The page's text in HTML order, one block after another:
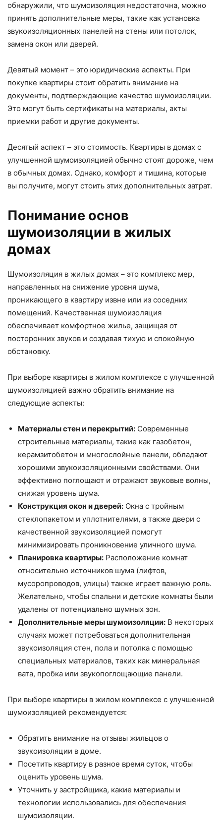
обнаружили, что шумоизоляция недостаточна, можно
принять дополнительные меры, такие как установка
звукоизоляционных панелей на стены или потолок,
замена окон или дверей.
Девятый момент – это юридические аспекты. При
покупке квартиры стоит обратить внимание на
документы, подтверждающие качество шумоизоляции.
Это могут быть сертификаты на материалы, акты
приемки работ и другие документы.
Десятый аспект – это стоимость. Квартиры в домах с
улучшенной шумоизоляцией обычно стоят дороже, чем
в обычных домах. Однако, комфорт и тишина, которые
вы получите, могут стоить этих дополнительных затрат.
Понимание основ
шумоизоляции в жилых
домах
Шумоизоляция в жилых домах – это комплекс мер,
направленных на снижение уровня шума,
проникающего в квартиру извне или из соседних
помещений. Качественная шумоизоляция
обеспечивает комфортное жилье, защищая от
посторонних звуков и создавая тихую и спокойную
обстановку.
При выборе квартиры в жилом комплексе с улучшенной
шумоизоляцией важно обратить внимание на
следующие аспекты:
Материалы стен и перекрытий: Современные
строительные материалы, такие как газобетон,
керамзитобетон и многослойные панели, обладают
хорошими звукоизоляционными свойствами. Они
эффективно поглощают и отражают звуковые волны,
снижая уровень шума.
Конструкция окон и дверей: Окна с тройным
стеклопакетом и уплотнителями, а также двери с
качественной звукоизоляцией помогут
минимизировать проникновение уличного шума.
Планировка квартиры: Расположение комнат
относительно источников шума (лифтов,
мусоропроводов, улицы) также играет важную роль.
Желательно, чтобы спальни и детские комнаты были
удалены от потенциально шумных зон.
Дополнительные меры шумоизоляции: В некоторых
случаях может потребоваться дополнительная
звукоизоляция стен, пола и потолка с помощью
специальных материалов, таких как минеральная
вата, пробка или звукопоглощающие панели.
При выборе квартиры в жилом комплексе с улучшенной
шумоизоляцией рекомендуется:
Обратить внимание на отзывы жильцов о
звукоизоляции в доме.
Посетить квартиру в разное время суток, чтобы
оценить уровень шума.
Уточнить у застройщика, какие материалы и
технологии использовались для обеспечения
шумоизоляции.